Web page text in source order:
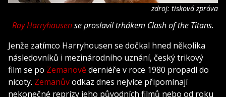
zdroj: tisková zpráva
Ray Harryhausense proslavil trhákem Clash of the Titans.
Jenže zatímco Harryhousen se dočkal hned několika
následovníků i mezinárodního uznání, český trikový
film se po Zemanověderniéře v roce 1980 propadl do
nicoty. Zemanůvodkaz dnes nejvíce připomínají
nekonečné reprízy jeho původních filmů nebo od roku